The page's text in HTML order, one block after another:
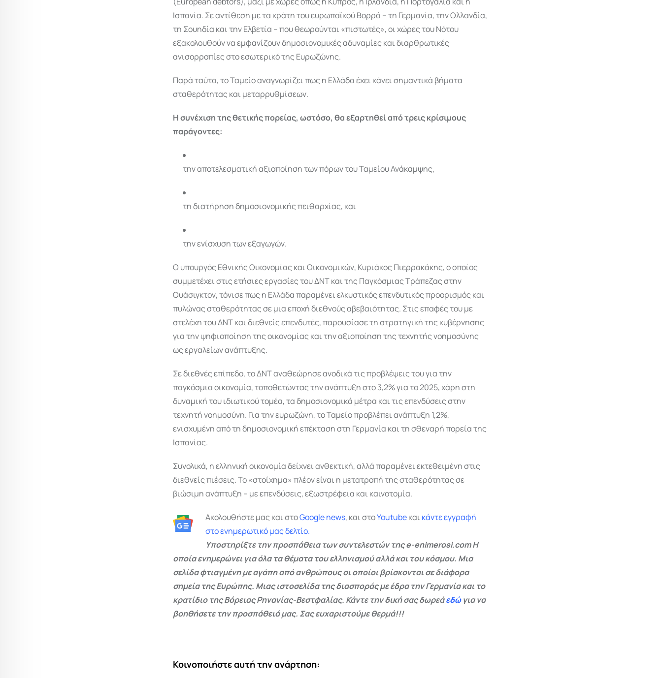
Ισπανία. Σε αντίθεση με τα κράτη του ευρωπαϊκού Βορρά – τη Γερμανία, την Ολλανδία,
τη Σουηδία και την Ελβετία – που θεωρούνται «πιστωτές», οι χώρες του Νότου
εξακολουθούν να εμφανίζουν δημοσιονομικές αδυναμίες και διαρθρωτικές
ανισορροπίες στο εσωτερικό της Ευρωζώνης.
Παρά ταύτα, το Ταμείο αναγνωρίζει πως η Ελλάδα έχει κάνει σημαντικά βήματα
σταθερότητας και μεταρρυθμίσεων.
Η συνέχιση της θετικής πορείας, ωστόσο, θα εξαρτηθεί από τρεις κρίσιμους
παράγοντες:
την αποτελεσματική αξιοποίηση των πόρων του Ταμείου Ανάκαμψης,
τη διατήρηση δημοσιονομικής πειθαρχίας, και
την ενίσχυση των εξαγωγών.
Ο υπουργός Εθνικής Οικονομίας και Οικονομικών, Κυριάκος Πιερρακάκης, ο οποίος
συμμετέχει στις ετήσιες εργασίες του ΔΝΤ και της Παγκόσμιας Τράπεζας στην
Ουάσιγκτον, τόνισε πως η Ελλάδα παραμένει ελκυστικός επενδυτικός προορισμός και
πυλώνας σταθερότητας σε μια εποχή διεθνούς αβεβαιότητας. Στις επαφές του με
στελέχη του ΔΝΤ και διεθνείς επενδυτές, παρουσίασε τη στρατηγική της κυβέρνησης
για την ψηφιοποίηση της οικονομίας και την αξιοποίηση της τεχνητής νοημοσύνης
ως εργαλείων ανάπτυξης.
Σε διεθνές επίπεδο, το ΔΝΤ αναθεώρησε ανοδικά τις προβλέψεις του για την
παγκόσμια οικονομία, τοποθετώντας την ανάπτυξη στο 3,2% για το 2025, χάρη στη
δυναμική του ιδιωτικού τομέα, τα δημοσιονομικά μέτρα και τις επενδύσεις στην
τεχνητή νοημοσύνη. Για την ευρωζώνη, το Ταμείο προβλέπει ανάπτυξη 1,2%,
ενισχυμένη από τη δημοσιονομική επέκταση στη Γερμανία και τη σθεναρή πορεία της
Ισπανίας.
Συνολικά, η ελληνική οικονομία δείχνει ανθεκτική, αλλά παραμένει εκτεθειμένη στις
διεθνείς πιέσεις. Το «στοίχημα» πλέον είναι η μετατροπή της σταθερότητας σε
βιώσιμη ανάπτυξη – με επενδύσεις, εξωστρέφεια και καινοτομία.
Ακολουθήστε μας και στοGooglenews, και στοYoutubeκαι κάντε εγγραφή
στο ενημερωτικό μας δελτίο.
Υποστηρίξτε την προσπάθεια των συντελεστών της e-enimerosi.com Η
οποία ενημερώνει για όλα τα θέματα του ελληνισμού αλλά και του κόσμου. Μια
σελίδα φτιαγμένη με αγάπη από ανθρώπους οι οποίοι βρίσκονται σε διάφορα
σημεία της Ευρώπης. Μιας ιστοσελίδα της διασποράς με έδρα την Γερμανία και το
κρατίδιο της Βόρειας Ρηνανίας-Βεστφαλίας. Κάντε την δική σας δωρεάεδώγια να
βοηθήσετε την προσπάθειά μας. Σας ευχαριστούμε θερμά!!!
Κοινοποιήστε αυτή την ανάρτηση: